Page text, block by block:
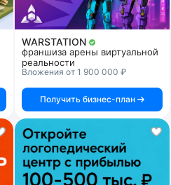
WARSTATION
франшиза арены виртуальной
реальности
Вложения от 1 900 000 ₽
Получить бизнес-план